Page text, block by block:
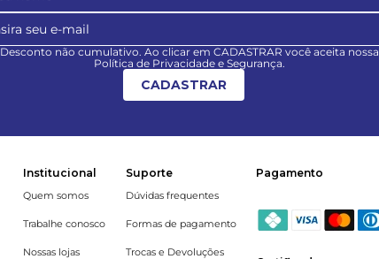
Desconto não cumulativo. Ao clicar em CADASTRAR você aceita nossa
Política de Privacidade e Segurança.
CADASTRAR
Institucional
Quem somos
Trabalhe conosco
Nossas lojas
Suporte
Dúvidas frequentes
Formas de pagamento
Trocas e Devoluções
Pagamento